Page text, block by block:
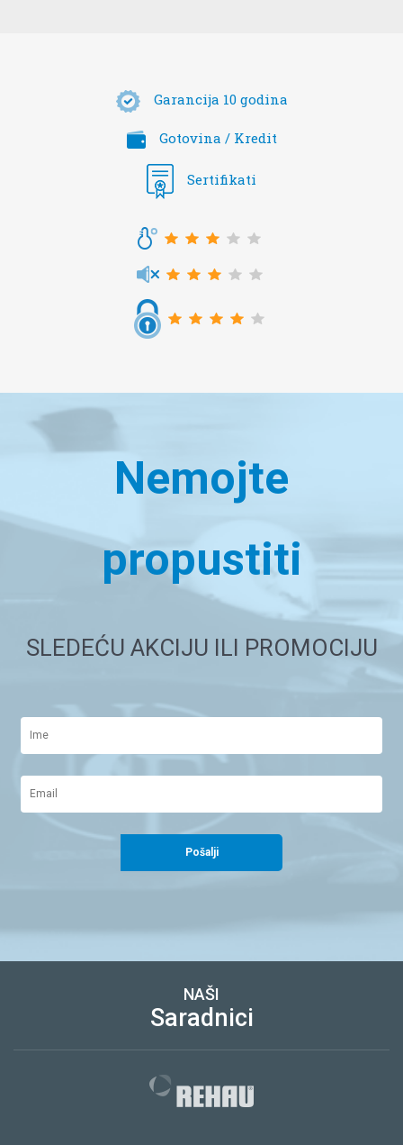
Garancija 10 godina
Gotovina / Kredit
Sertifikati
Nemojte
propustiti
SLEDEĆU AKCIJU ILI PROMOCIJU
Pošalji
NAŠI
Saradnici